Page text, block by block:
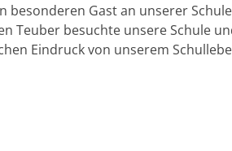
besonderen Gast an unserer Schule
Teuber besuchte unsere Schule
Eindruck von unserem